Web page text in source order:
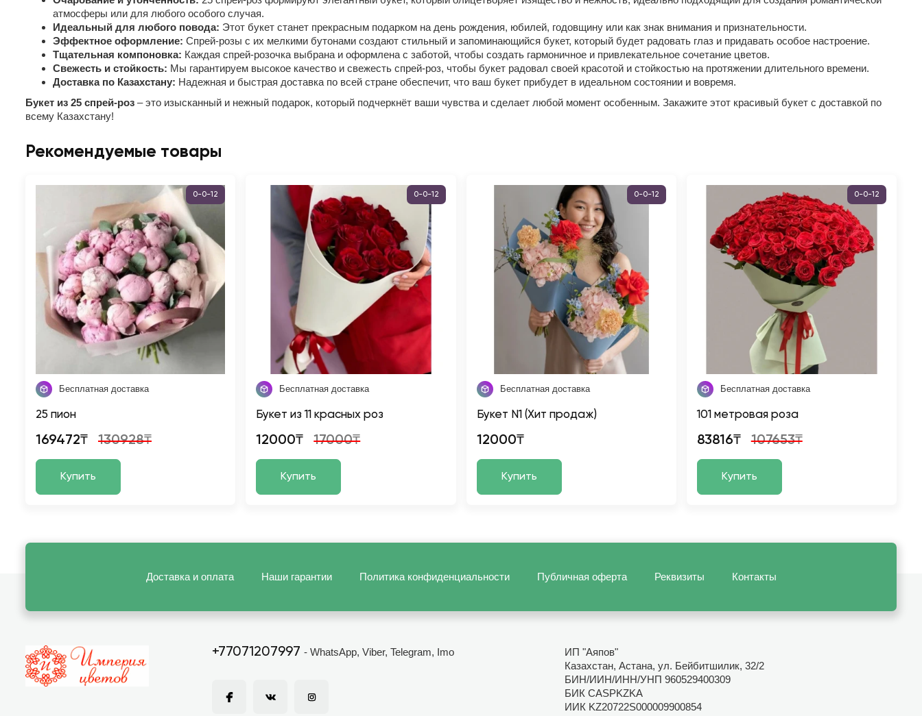
атмосферы или для любого особого случая.
Идеальный для любого повода: Этот букет станет прекрасным подарком на день рождения, юбилей, годовщину или как знак внимания и признательности.
Эффектное оформление: Спрей-розы с их мелкими бутонами создают стильный и запоминающийся букет, который будет радовать глаз и придавать особое настроение.
Тщательная компоновка: Каждая спрей-розочка выбрана и оформлена с заботой, чтобы создать гармоничное и привлекательное сочетание цветов.
Свежесть и стойкость: Мы гарантируем высокое качество и свежесть спрей-роз, чтобы букет радовал своей красотой и стойкостью на протяжении длительного времени.
Доставка по Казахстану: Надежная и быстрая доставка по всей стране обеспечит, что ваш букет прибудет в идеальном состоянии и вовремя.
Букет из 25 спрей-роз – это изысканный и нежный подарок, который подчеркнёт ваши чувства и сделает любой момент особенным. Закажите этот красивый букет с доставкой по
всему Казахстану!
Рекомендуемые товары
0-0-12
Бесплатная доставка
25 пион
169472₸ 130928₸
Купить
0-0-12
Бесплатная доставка
Букет из 11 красных роз
12000₸ 17000₸
Купить
0-0-12
Бесплатная доставка
Букет N1 (Хит продаж)
12000₸
Купить
0-0-12
Бесплатная доставка
101 метровая роза
83816₸ 107653₸
Купить
Доставка и оплата Наши гарантии Политика конфиденциальности Публичная оферта Реквизиты Контакты
+77071207997 - WhatsApp, Viber, Telegram, Imo
ИП "Аяпов"
Казахстан, Астана, ул. Бейбитшилик, 32/2
БИН/ИИН/ИНН/УНП 960529400309
БИК CASPKZKA
ИИК KZ20722S000009900854